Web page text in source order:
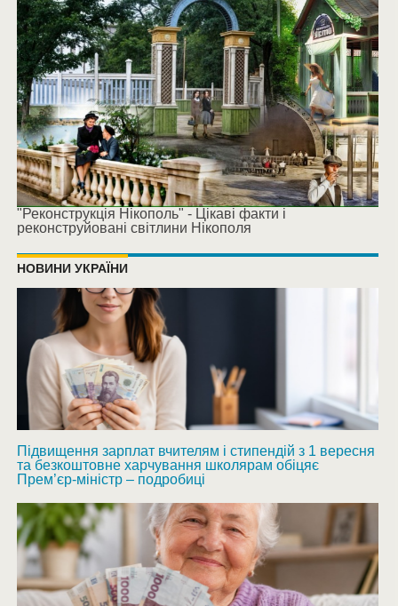
"Реконструкція Нікополь" - Цікаві факти і
реконструйовані світлини Нікополя
НОВИНИ УКРАЇНИ
Підвищення зарплат вчителям і стипендій з 1 вересня
та безкоштовне харчування школярам обіцяє
Прем’єр-міністр – подробиці